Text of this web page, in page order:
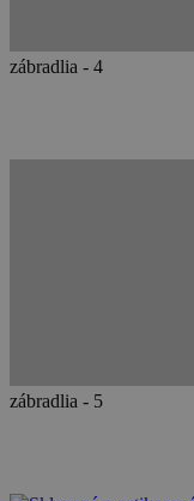
zábradlia - 4
zábradlia - 5